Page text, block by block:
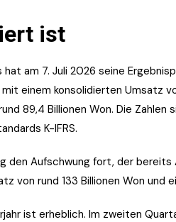
ist
am 7. Juli 2026 seine
einem konsolidierten Umsatz
89,4 Billionen Won. Die Zahlen
K-IFRS.
den Aufschwung fort, der
von rund 133 Billionen Won
ist erheblich. Im zweiten